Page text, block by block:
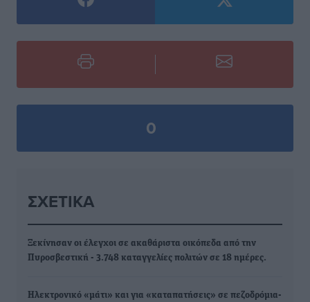
0
ΣΧΕΤΙΚΆ
Ξεκίνησαν οι έλεγχοι σε ακαθάριστα οικόπεδα από την
Πυροσβεστική - 3.748 καταγγελίες πολιτών σε 18 ημέρες.
Ηλεκτρονικό «μάτι» και για «καταπατήσεις» σε πεζοδρόμια-